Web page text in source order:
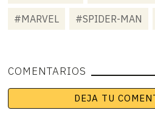
#MARVEL #SPIDER-MAN
COMENTARIOS
DEJA TU